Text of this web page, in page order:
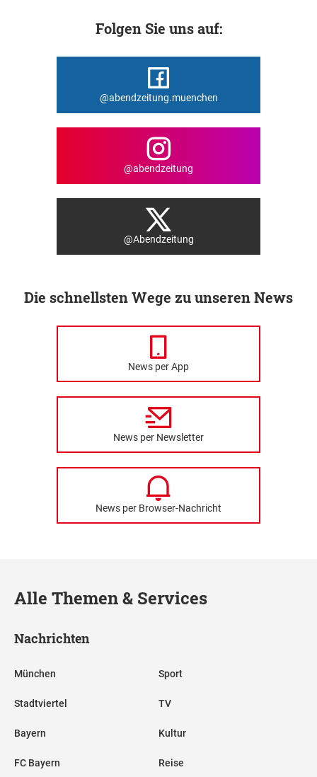
Folgen Sie uns auf:
@abendzeitung.muenchen
@abendzeitung
@Abendzeitung
Die schnellsten Wege zu unseren News
News per App
News per Newsletter
News per Browser-Nachricht
Alle Themen & Services
Nachrichten
München
Stadtviertel
Bayern
FC Bayern
Sport
TV
Kultur
Reise